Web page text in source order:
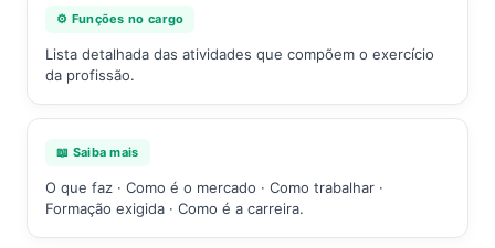
⚙️ Funções no cargo
Lista detalhada das atividades que compõem o exercício
da profissão.
📖 Saiba mais
O que faz · Como é o mercado · Como trabalhar ·
Formação exigida · Como é a carreira.